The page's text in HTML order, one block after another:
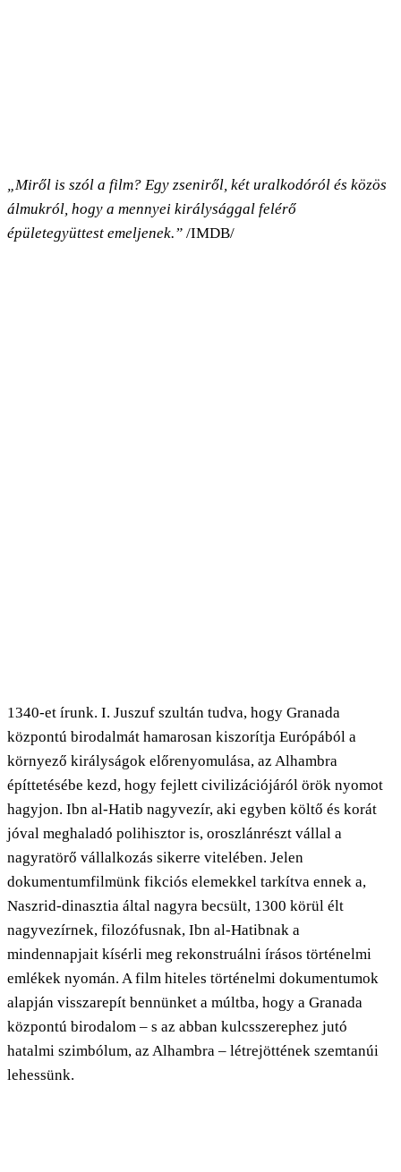
„Miről is szól a film? Egy zseniről, két uralkodóról és közös
álmukról, hogy a mennyei királysággal felérő
épületegyüttest emeljenek.” /IMDB/
1340-et írunk. I. Juszuf szultán tudva, hogy Granada
központú birodalmát hamarosan kiszorítja Európából a
környező királyságok előrenyomulása, az Alhambra
építtetésébe kezd, hogy fejlett civilizációjáról örök nyomot
hagyjon. Ibn al-Hatib nagyvezír, aki egyben költő és korát
jóval meghaladó polihisztor is, oroszlánrészt vállal a
nagyratörő vállalkozás sikerre vitelében. Jelen
dokumentumfilmünk fikciós elemekkel tarkítva ennek a,
Naszrid-dinasztia által nagyra becsült, 1300 körül élt
nagyvezírnek, filozófusnak, Ibn al-Hatibnak a
mindennapjait kísérli meg rekonstruálni írásos történelmi
emlékek nyomán. A film hiteles történelmi dokumentumok
alapján visszarepít bennünket a múltba, hogy a Granada
központú birodalom – s az abban kulcsszerephez jutó
hatalmi szimbólum, az Alhambra – létrejöttének szemtanúi
lehessünk.